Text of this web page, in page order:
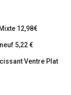
12,98€
5,22 €
Ventre Plat